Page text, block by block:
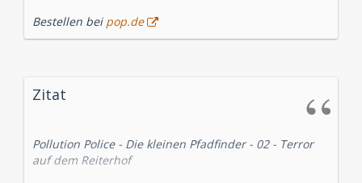
Bestellen bei pop.de
Zitat
Pollution Police - Die kleinen Pfadfinder - 02 - Terror
auf dem Reiterhof